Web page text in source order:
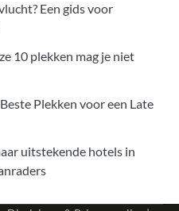
Een gids voor
10 plekken mag je niet
Plekken voor een Late
uitstekende hotels in